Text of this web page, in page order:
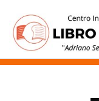
contenuto